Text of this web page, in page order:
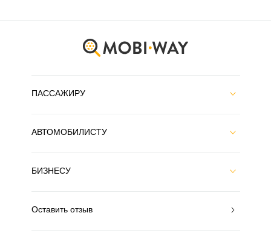
ПАССАЖИРУ
АВТОМОБИЛИСТУ
БИЗНЕСУ
Оставить отзыв